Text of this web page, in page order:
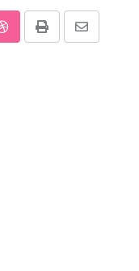
StumbleUpon
Print
Share